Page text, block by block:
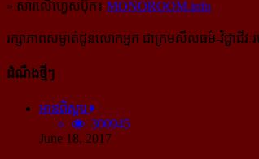
» សារលើហ្វេសប៊ុក៖ MONOROOM.info
រក្សាភាពសម្ងាត់ជូនលោកអ្នក ជាក្រមសីលធម៌-​វិជ្ជាជី
ដំណឹងថ្មីៗ
អានពិស្ដារ
300945
June 18, 2017